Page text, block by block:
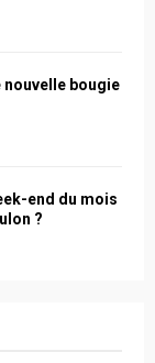
nouvelle bougie
end du mois
?